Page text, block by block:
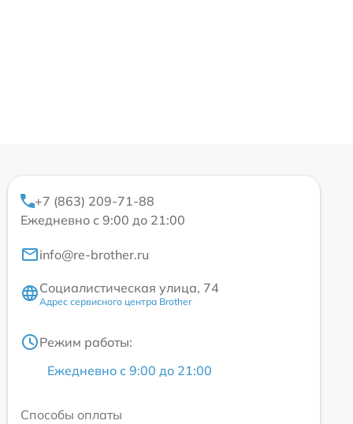
+7 (863) 209-71-88
Ежедневно с 9:00 до 21:00
info@re-brother.ru
Социалистическая улица, 74
Адрес сервисного центра Brother
Режим работы:
Ежедневно с 9:00 до 21:00
Способы оплаты